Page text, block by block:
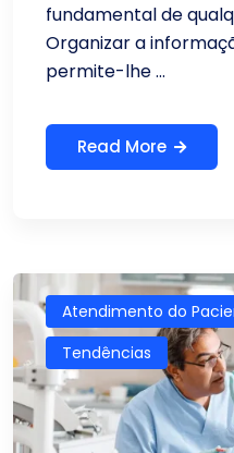
fundamental de
Organizar a
permite-lhe ...
Read More
Atendimento do
Tendências